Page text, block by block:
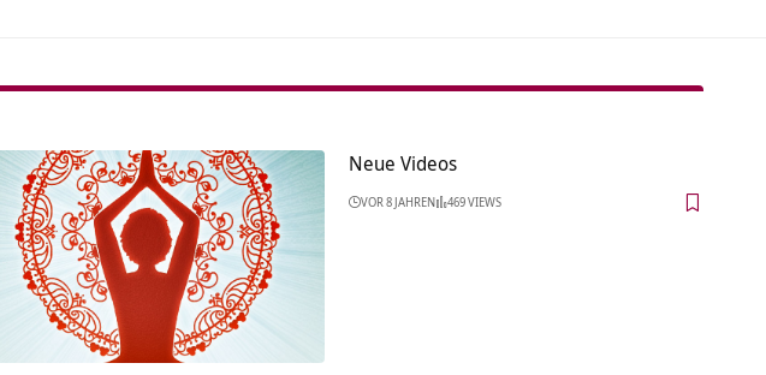
Neue Videos
VOR 8 JAHREN 469 VIEWS